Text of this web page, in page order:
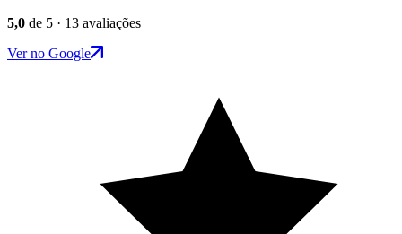
5,0 de 5 · 13 avaliações
Ver no Google